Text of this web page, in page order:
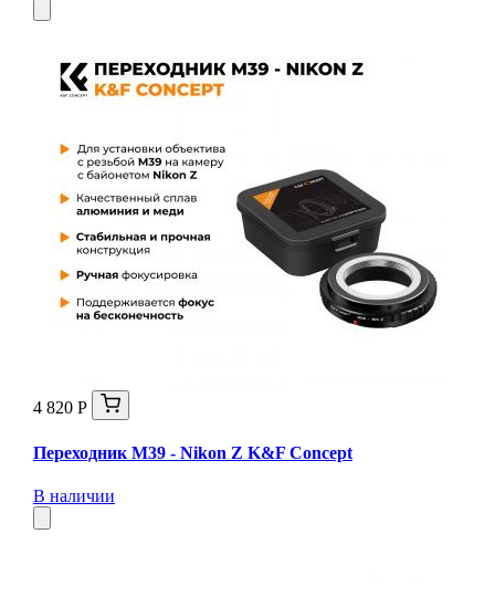
4 820 Р
Переходник M39 - Nikon Z K&F Concept
В наличии